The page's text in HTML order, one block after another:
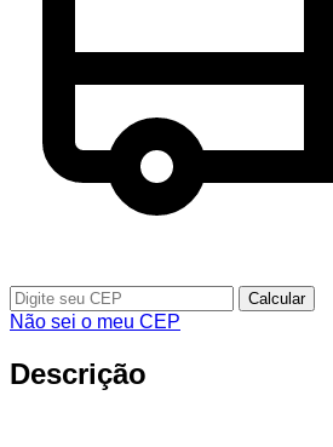
Calcular
Não sei o meu CEP
Descrição